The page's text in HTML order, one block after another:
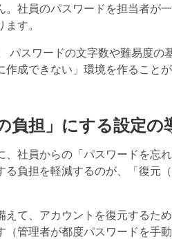
社員のパスワードを担当者が
す。
パスワードの文字数や難易度の
成できない」環境を作ること
負担」にする設定の
社員からの「パスワードを忘
る負担を軽減するのが、「復元
て、アカウントを復元するた
管理者が都度パスワードを手